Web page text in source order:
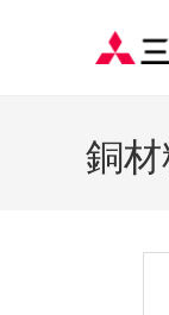
銅